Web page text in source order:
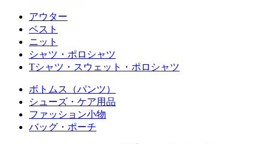
アウター
ベスト
ニット
シャツ・ポロシャツ
Tシャツ・スウェット・ポロシャツ
ボトムス（パンツ）
シューズ・ケア用品
ファッション小物
バッグ・ポーチ